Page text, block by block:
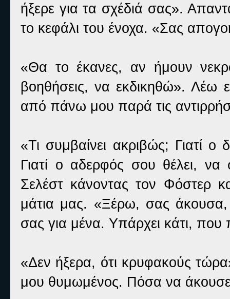
ήξερε για τα σχέδιά σας».
το κεφάλι του ένοχα. «Σας
«Θα το έκανες, αν ήμουν
βοηθήσεις, να εκδικηθώ». Λέω
από πάνω μου παρά τις
«Τι συμβαίνει ακριβώς; Γιατί
Γιατί ο αδερφός σου θέλει, να
Σελέστ κάνοντας τον Φόστερ
μάτια μας. «Ξέρω, σας
σας για μένα. Υπάρχει κάτι, που
«Δεν ήξερα, ότι κρυφακούς
μου θυμωμένος. Πόσα να